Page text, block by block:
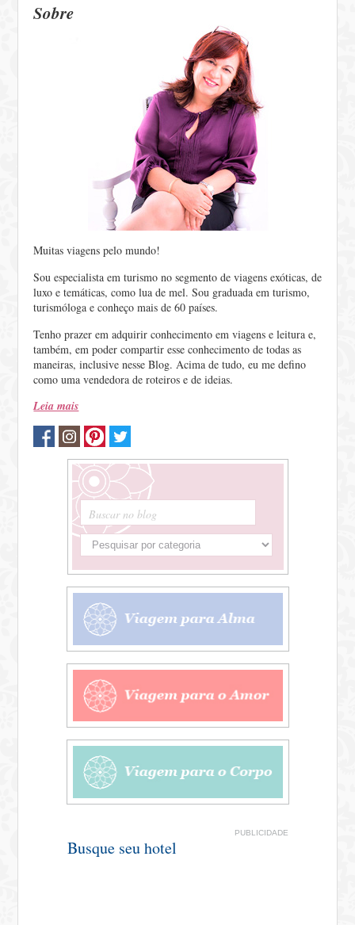
Sobre
Muitas viagens pelo mundo!
Sou especialista em turismo no segmento de viagens exóticas, de
luxo e temáticas, como lua de mel. Sou graduada em turismo,
turismóloga e conheço mais de 60 países.
Tenho prazer em adquirir conhecimento em viagens e leitura e,
também, em poder compartir esse conhecimento de todas as
maneiras, inclusive nesse Blog. Acima de tudo, eu me defino
como uma vendedora de roteiros e de ideias.
Leia mais
Buscar no blog
PUBLICIDADE
Busque seu hotel